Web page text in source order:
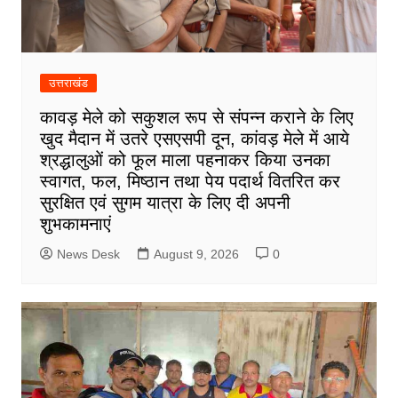
उत्तराखंड
कावड़ मेले को सकुशल रूप से संपन्न कराने के लिए
खुद मैदान में उतरे एसएसपी दून, कांवड़ मेले में आये
श्रद्धालुओं को फूल माला पहनाकर किया उनका
स्वागत, फल, मिष्ठान तथा पेय पदार्थ वितरित कर
सुरक्षित एवं सुगम यात्रा के लिए दी अपनी
शुभकामनाएं
News Desk August 9, 2026 0